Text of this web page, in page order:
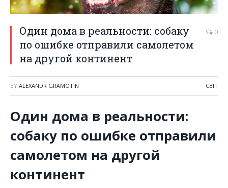
Один дома в реальности: собаку
по ошибке отправили самолетом
на другой континент
0
BY ALEXANDR GRAMOTIN СВІТ
Один дома в реальности:
собаку по ошибке отправили
самолетом на другой
континент